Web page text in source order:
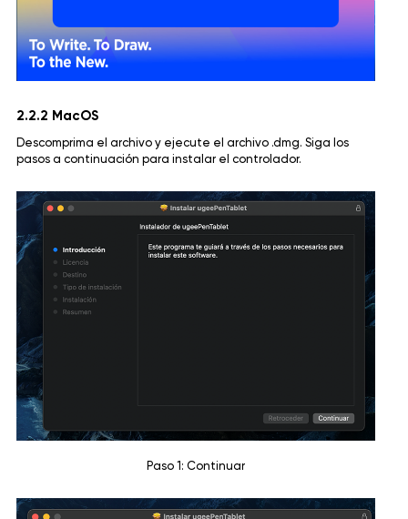
2.2.2 MacOS
Descomprima el archivo y ejecute el archivo .dmg. Siga los
pasos a continuación para instalar el controlador.
Paso 1: Continuar